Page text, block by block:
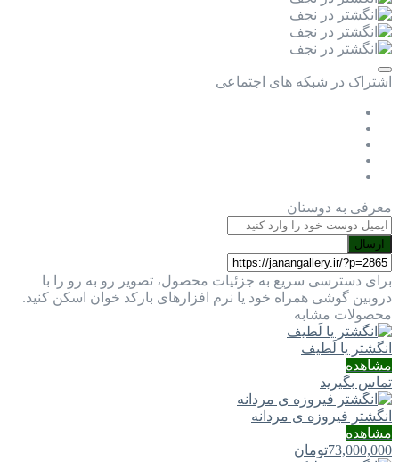
اشتراک در شبکه های اجتماعی
معرفی به دوستان
ارسال
برای دسترسی سریع به جزئیات محصول، تصویر رو به رو را با
دروبین گوشی همراه خود یا نرم افزارهای بارکد خوان اسکن کنید.
محصولات مشابه
انگشتر یا لَطيف
مشاهده
تماس بگیرید
انگشتر فیروزه ی مردانه
مشاهده
73,000,000تومان